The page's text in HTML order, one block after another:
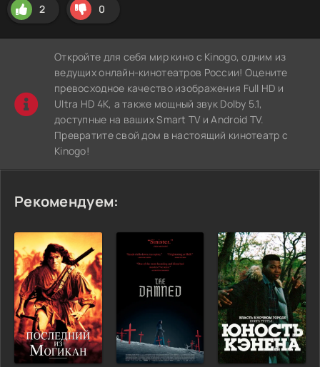
2 0
Откройте для себя мир кино с Kinogo, одним из
ведущих онлайн-кинотеатров России! Оцените
превосходное качество изображения Full HD и
Ultra HD 4K, а также мощный звук Dolby 5.1,
доступные на ваших Smart TV и Android TV.
Превратите свой дом в настоящий кинотеатр с
Kinogo!
Рекомендуем: